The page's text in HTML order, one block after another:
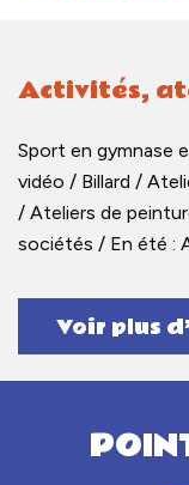
Activités,
Sport en gymnase
vidéo / Billard /
/ Ateliers de
sociétés / En été :
Voir plus